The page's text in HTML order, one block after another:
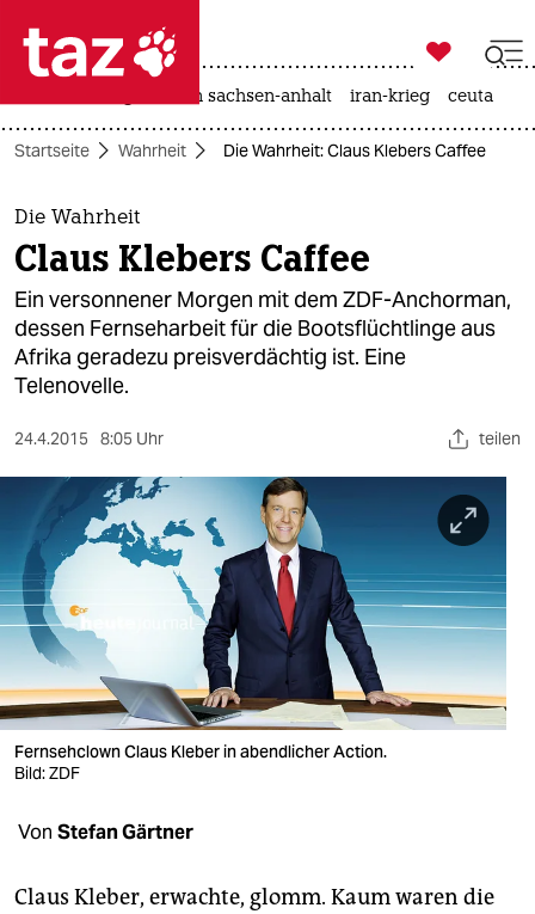
 taz zahl ich
taz zahl ich
themen
politik
öko
gesellschaft
kultur
sport
berlin
nord
wahrheit
verlag
verlag
shop
fragen & hilfe

taz zahl ich
landtagswahl in sachsen-anhalt iran-krieg ceuta
Startseite Wahrheit Die Wahrheit: Claus Klebers Caffee
Die Wahrheit
Claus Klebers Caffee
Ein versonnener Morgen mit dem ZDF-Anchorman,
dessen Fernseharbeit für die Bootsflüchtlinge aus
Afrika geradezu preisverdächtig ist. Eine
Telenovelle.
24.4.2015 8:05 Uhr teilen
Fernsehclown Claus Kleber in abendlicher Action.
Bild: ZDF
Von Stefan Gärtner
Claus Kleber, erwachte, glomm. Kaum waren die